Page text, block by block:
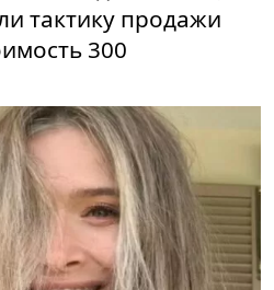
тактику продажи
300